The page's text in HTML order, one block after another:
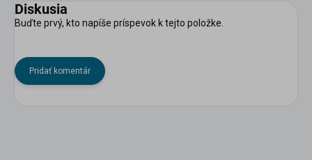
Diskusia
Buďte prvý, kto napíše príspevok k tejto položke.
Pridať komentár